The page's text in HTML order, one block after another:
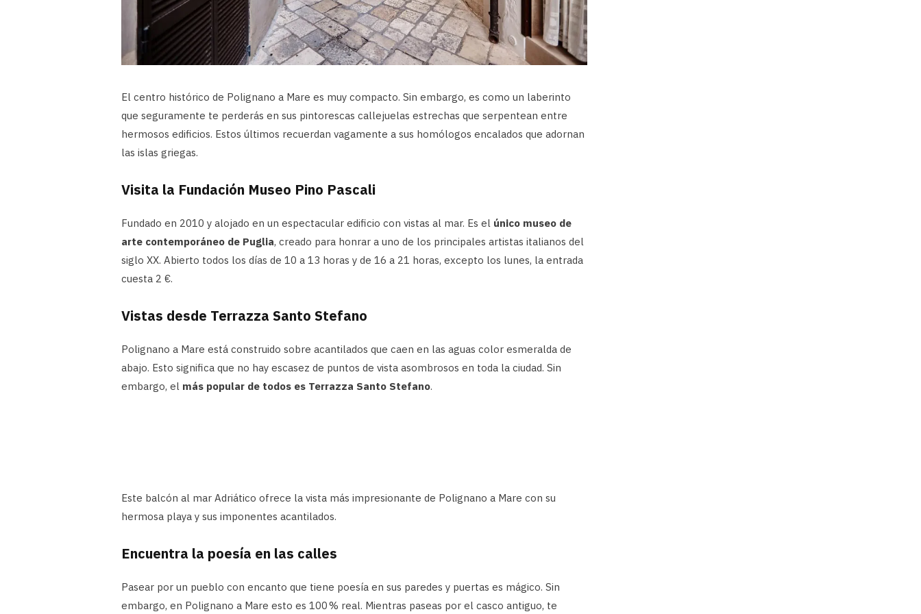
El centro histórico de Polignano a Mare es muy compacto. Sin embargo, es como un laberinto
que seguramente te perderás en sus pintorescas callejuelas estrechas que serpentean entre
hermosos edificios. Estos últimos recuerdan vagamente a sus homólogos encalados que adornan
las islas griegas.
Visita la Fundación Museo Pino Pascali
Fundado en 2010 y alojado en un espectacular edificio con vistas al mar. Es el único museo de
arte contemporáneo de Puglia, creado para honrar a uno de los principales artistas italianos del
siglo XX. Abierto todos los días de 10 a 13 horas y de 16 a 21 horas, excepto los lunes, la entrada
cuesta 2 €.
Vistas desde Terrazza Santo Stefano
Polignano a Mare está construido sobre acantilados que caen en las aguas color esmeralda de
abajo. Esto significa que no hay escasez de puntos de vista asombrosos en toda la ciudad. Sin
embargo, el más popular de todos es Terrazza Santo Stefano.
Este balcón al mar Adriático ofrece la vista más impresionante de Polignano a Mare con su
hermosa playa y sus imponentes acantilados.
Encuentra la poesía en las calles
Pasear por un pueblo con encanto que tiene poesía en sus paredes y puertas es mágico. Sin
embargo, en Polignano a Mare esto es 100 % real. Mientras paseas por el casco antiguo, te